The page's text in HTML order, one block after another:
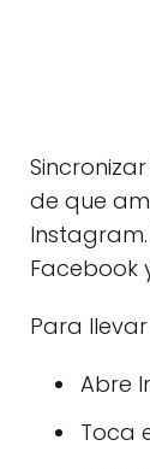
de que
Facebook
Para
Abre
Toca